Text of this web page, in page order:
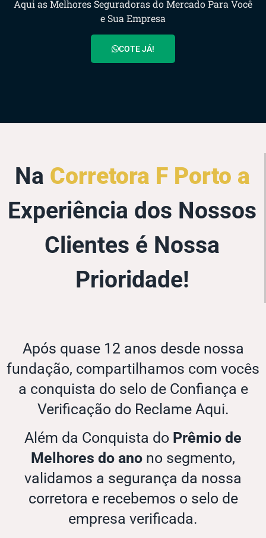
Aqui as Melhores Seguradoras do Mercado Para Você
e Sua Empresa
COTE JÁ!
Na Corretora F Porto a
Experiência dos Nossos
Clientes é Nossa
Prioridade!
Após quase 12 anos desde nossa
fundação, compartilhamos com vocês
a conquista do selo de Confiança e
Verificação do Reclame Aqui.
Além da Conquista do Prêmio de
Melhores do ano no segmento,
validamos a segurança da nossa
corretora e recebemos o selo de
empresa verificada.